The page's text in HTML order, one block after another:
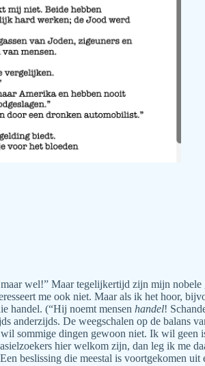
wel!” Maar tegelijkertijd zijn mijn
me ook niet. Maar als ik het hoor,
handel. (“Hij noemt mensen handel!
anderzijds. De weegschalen op de
sommige dingen gewoon niet. Ik wil
hier welkom zijn, dan leg ik me
beslissing die meestal is voortgekomen